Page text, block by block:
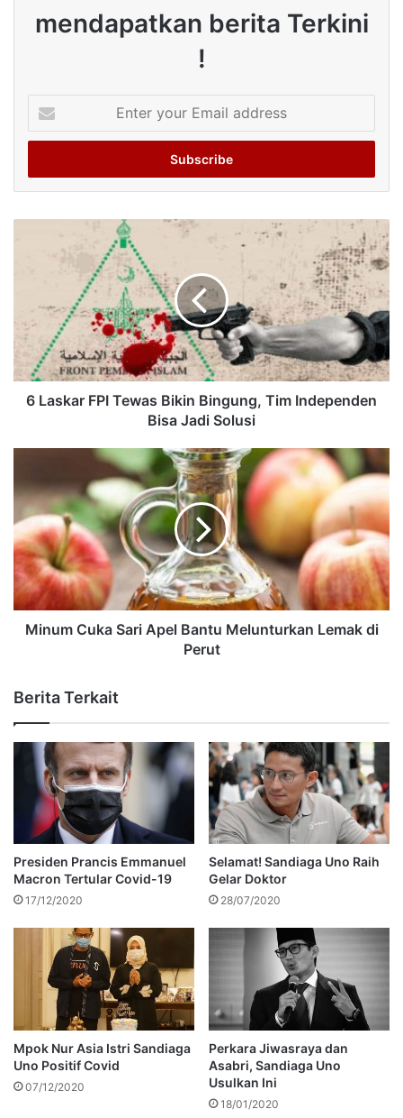
mendapatkan berita Terkini
!
your
Email
6 Laskar FPI Tewas Bikin Bingung, Tim Independen
Bisa Jadi Solusi
Minum Cuka Sari Apel Bantu Melunturkan Lemak di
Perut
Berita Terkait
Presiden Prancis Emmanuel
Macron Tertular Covid-19
17/12/2020
Selamat! Sandiaga Uno Raih
Gelar Doktor
28/07/2020
Mpok Nur Asia Istri Sandiaga
Uno Positif Covid
07/12/2020
Perkara Jiwasraya dan
Asabri, Sandiaga Uno
Usulkan Ini
18/01/2020